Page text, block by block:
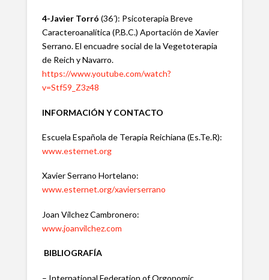
4-Javier Torró (36´): Psicoterapia Breve
Caracteroanalítica (P.B.C.) Aportación de Xavier
Serrano. El encuadre social de la Vegetoterapia
de Reich y Navarro.
https://www.youtube.com/watch?
v=Stf59_Z3z48
INFORMACIÓN Y CONTACTO
Escuela Española de Terapia Reichiana (Es.Te.R):
www.esternet.org
Xavier Serrano Hortelano:
www.esternet.org/xavierserrano
Joan Vílchez Cambronero:
www.joanvilchez.com
BIBLIOGRAFÍA
– International Federation of Orgonomic